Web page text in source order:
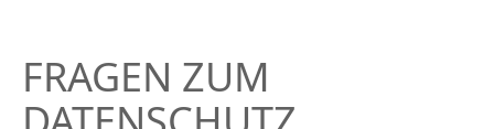
FRAGEN ZUM